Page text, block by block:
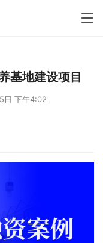
基地建设项目
日 下午4:02